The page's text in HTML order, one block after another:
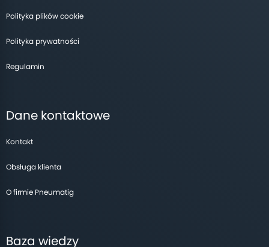
Polityka plików cookie
Polityka prywatności
Regulamin
Dane kontaktowe
Kontakt
Obsługa klienta
O firmie Pneumatig
Baza wiedzy